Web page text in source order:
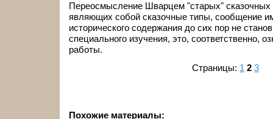
Переосмысление Шварцем "старых" сказочных
являющих собой сказочные типы, сообщение
исторического содержания до сих пор не
специального изучения, это, соответственно,
работы.
Страницы: 1 2 3
Похожие материалы: